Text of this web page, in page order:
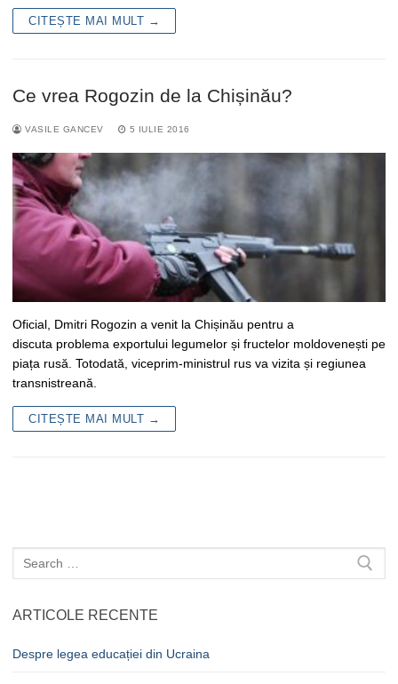
CITEȘTE MAI MULT →
Ce vrea Rogozin de la Chișinău?
VASILE GANCEV 5 IULIE 2016
Oficial, Dmitri Rogozin a venit la Chișinău pentru a
discuta problema exportului legumelor și fructelor moldovenești pe
piața rusă. Totodată, viceprim-ministrul rus va vizita și regiunea
transnistreană.
CITEȘTE MAI MULT →
Caută
după:
ARTICOLE RECENTE
Despre legea educației din Ucraina